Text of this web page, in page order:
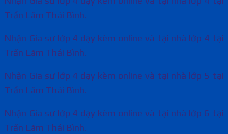
Trần Lãm Thái Bình.
Nhận Gia sư lớp 4 dạy kèm online và tại nhà lớp 4 tại
Trần Lãm Thái Bình.
Nhận Gia sư lớp 4 dạy kèm online và tại nhà lớp 5 tại
Trần Lãm Thái Bình.
Nhận Gia sư lớp 4 dạy kèm online và tại nhà lớp 6 tại
Trần Lãm Thái Bình.